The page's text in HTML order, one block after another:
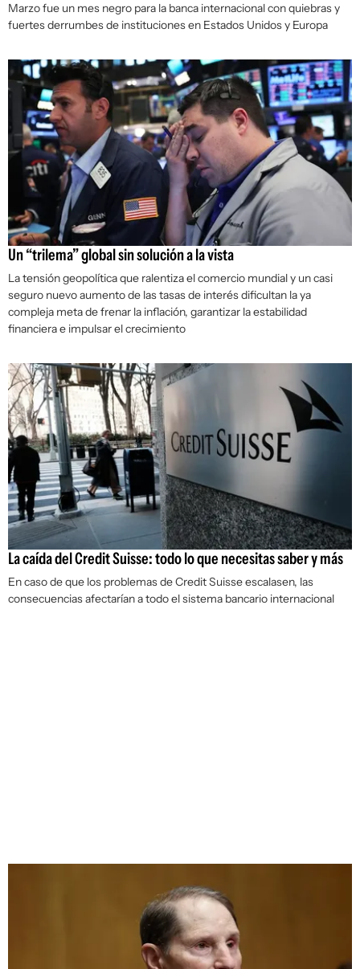
Marzo fue un mes negro para la banca internacional con quiebras y
fuertes derrumbes de instituciones en Estados Unidos y Europa
Un “trilema” global sin solución a la vista
La tensión geopolítica que ralentiza el comercio mundial y un casi
seguro nuevo aumento de las tasas de interés dificultan la ya
compleja meta de frenar la inflación, garantizar la estabilidad
financiera e impulsar el crecimiento
La caída del Credit Suisse: todo lo que necesitas saber y más
En caso de que los problemas de Credit Suisse escalasen, las
consecuencias afectarían a todo el sistema bancario internacional